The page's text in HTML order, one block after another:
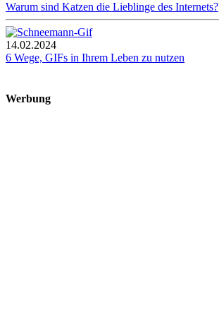
Warum sind Katzen die Lieblinge des Internets?
14.02.2024
6 Wege, GIFs in Ihrem Leben zu nutzen
Werbung